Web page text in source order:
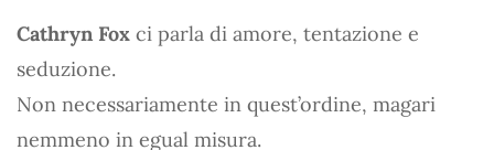
Cathryn Fox ci parla di amore, tentazione e
seduzione.
Non necessariamente in quest’ordine, magari
nemmeno in egual misura.